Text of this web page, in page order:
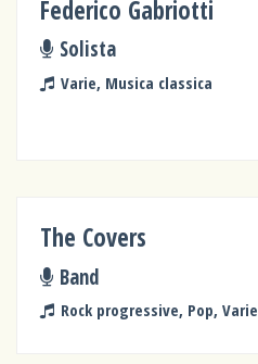
Federico Gabriotti
Solista
Varie, Musica classica
The Covers
Band
Rock progressive, Pop, Varie